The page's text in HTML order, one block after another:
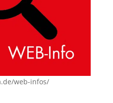
web-infos/